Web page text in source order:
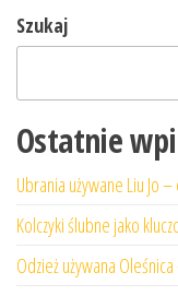
Szukaj
Ostatnie
Ubrania używane Liu Jo
Kolczyki ślubne jako
Odzież używana